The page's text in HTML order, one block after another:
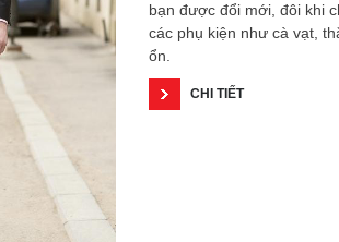
bạn được đổi mới, đôi khi
các phụ kiện như cà vạt,
ổn.
CHI TIẾT